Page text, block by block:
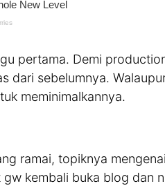
pertama. Demi
dari sebelumnya.
meminimalkannya.
ramai, topiknya
kembali buka blog dan